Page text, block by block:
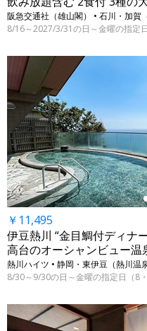
阪急交通社（雄山閣） • 石川・加賀
8/16～2027/3/31の日～金曜の指定日
←
￥11,495
伊豆熱川 “金目鯛付ディナ
高台のオーシャンビュー温
熱川ハイツ • 静岡・東伊豆（熱川温
8/30～9/30の日～金曜の指定日（8